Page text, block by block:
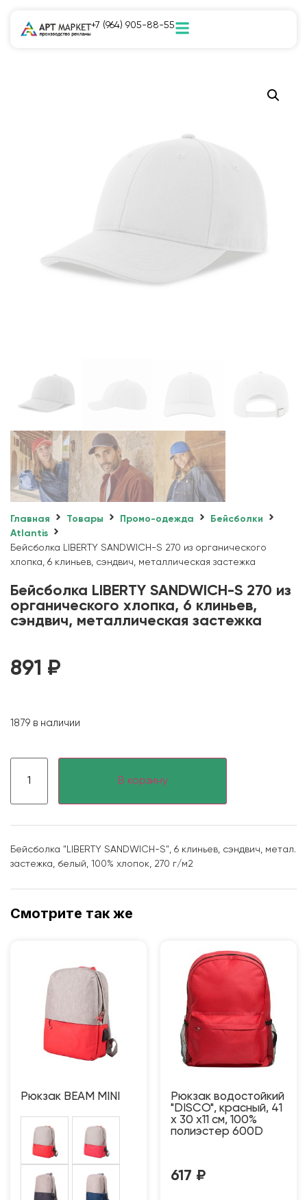
+7 (964) 905-88-55
Главная Товары Промо-одежда
Бейсболки
Atlantis
Бейсболка LIBERTY SANDWICH-S 270 из органического
хлопка, 6 клиньев, сэндвич, металлическая застежка
Бейсболка LIBERTY SANDWICH-S 270 из
органического хлопка, 6 клиньев,
сэндвич, металлическая застежка
891 ₽
1879 в наличии
В корзину
Бейсболка "LIBERTY SANDWICH-S", 6 клиньев, сэндвич, метал.
застежка, белый, 100% хлопок, 270 г/м2
Смотрите так же
Рюкзак BEAM MINI
Рюкзак водостойкий
"DISCO", красный, 41
x 30 x11 см, 100%
полиэстер 600D
617 ₽